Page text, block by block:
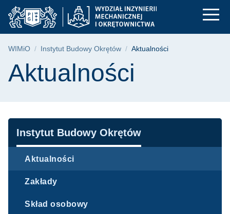
Przejdź
do
menu
Przejdź
do
wyszukiwarki
Przejdź
do
treści
Aktualności |
Ścieżka nawigacyjna
WIMiO Instytut Budowy Okrętów Aktualności
Treść strony
Aktualności
Nawigacja
Instytut Budowy Okrętów
Aktualności
Zakłady
Skład osobowy